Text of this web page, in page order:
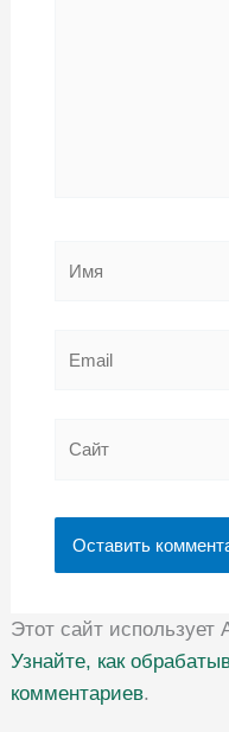
Этот сайт
Узнайте, как
комментариев.